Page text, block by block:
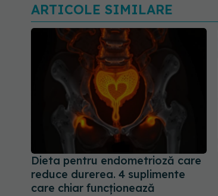
ARTICOLE SIMILARE
Dieta pentru endometrioză care
reduce durerea. 4 suplimente
care chiar funcționează